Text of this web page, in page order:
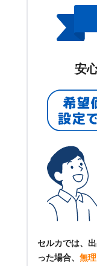
安
セルカでは、
った場合、 無